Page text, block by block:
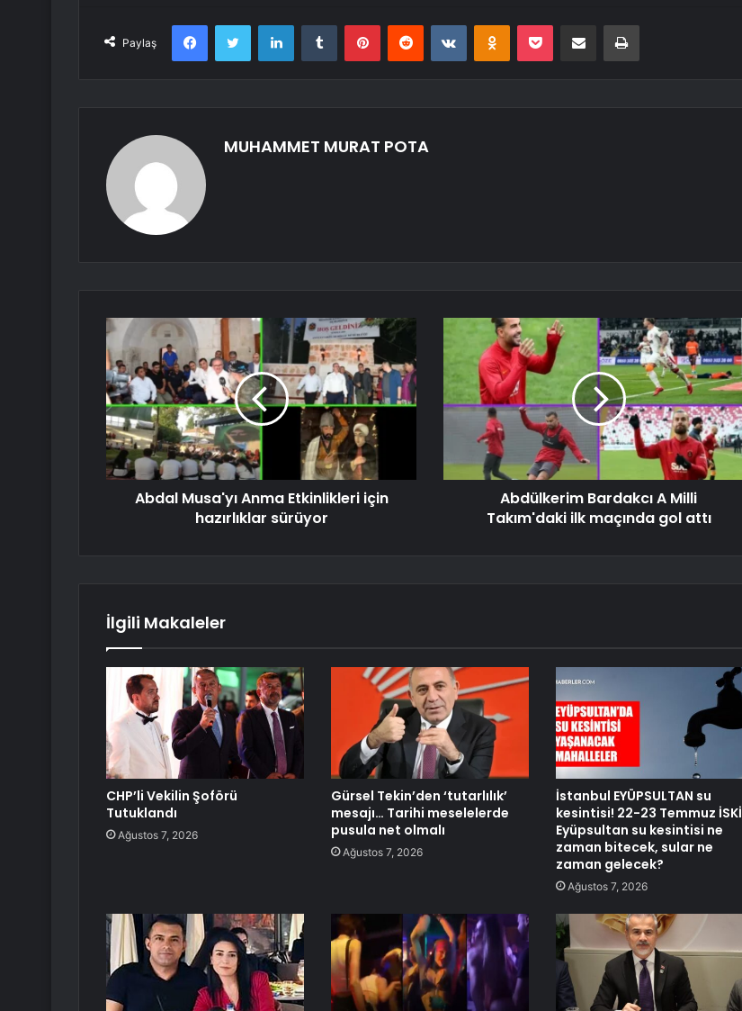
Paylaş
FacebookTwitter LinkedInTumblr PinterestReddit VKontakteOdnoklassniki
Pocket E-Posta ile paylaş Yazdır
MUHAMMET MURAT POTA
Abdal Musa'yı Anma Etkinlikleri için
hazırlıklar sürüyor
Abdülkerim Bardakcı A Milli
Takım'daki ilk maçında gol attı
İlgili Makaleler
CHP’li Vekilin Şoförü
Tutuklandı
Ağustos 7, 2026
Gürsel Tekin’den ‘tutarlılık’
mesajı… Tarihi meselelerde
pusula net olmalı
Ağustos 7, 2026
İstanbul EYÜPSULTAN su
kesintisi! 22-23 Temmuz İSKİ
Eyüpsultan su kesintisi ne
zaman bitecek, sular ne
zaman gelecek?
Ağustos 7, 2026